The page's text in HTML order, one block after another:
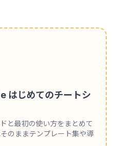
はじめてのチートシ
と最初の使い方をまとめて
のままテンプレート集や導